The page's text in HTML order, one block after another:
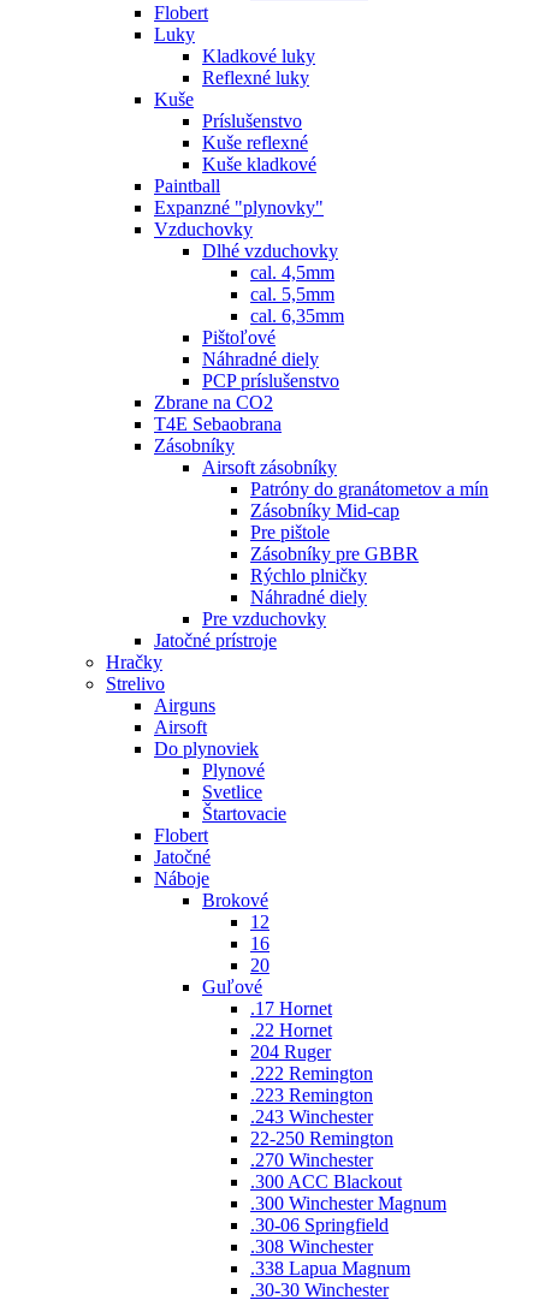
Flobert
Luky
Kladkové luky
Reflexné luky
Kuše
Príslušenstvo
Kuše reflexné
Kuše kladkové
Paintball
Expanzné "plynovky"
Vzduchovky
Dlhé vzduchovky
cal. 4,5mm
cal. 5,5mm
cal. 6,35mm
Pištoľové
Náhradné diely
PCP príslušenstvo
Zbrane na CO2
T4E Sebaobrana
Zásobníky
Airsoft zásobníky
Patróny do granátometov a mín
Zásobníky Mid-cap
Pre pištole
Zásobníky pre GBBR
Rýchlo plničky
Náhradné diely
Pre vzduchovky
Jatočné prístroje
Hračky
Strelivo
Airguns
Airsoft
Do plynoviek
Plynové
Svetlice
Štartovacie
Flobert
Jatočné
Náboje
Brokové
12
16
20
Guľové
.17 Hornet
.22 Hornet
204 Ruger
.222 Remington
.223 Remington
.243 Winchester
22-250 Remington
.270 Winchester
.300 ACC Blackout
.300 Winchester Magnum
.30-06 Springfield
.308 Winchester
.338 Lapua Magnum
.30-30 Winchester